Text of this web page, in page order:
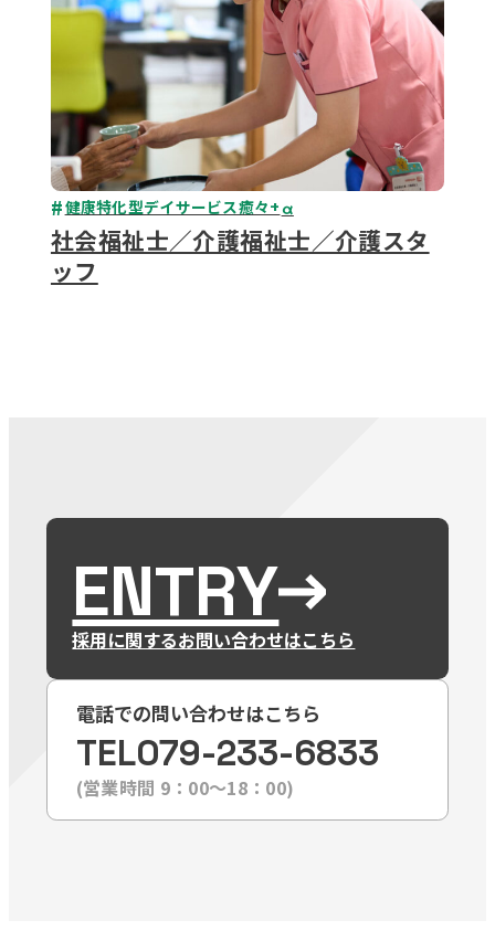
健康特化型デイサービス癒々+α
社会福祉士／介護福祉士／介護スタ
ッフ
ENTRY
採用に関するお問い合わせはこちら
電話での問い合わせはこちら
TEL079-233-6833
(営業時間 9：00〜18：00)